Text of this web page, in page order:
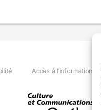
Accès à l'information